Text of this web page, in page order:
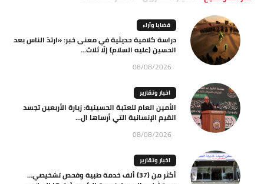
قضايا وآراء
دراسة كلامية حديثية في معنى خبر: «ارتدّ الناس بعد
الحسين (عليه السلام) إلّا ثلاث...
08/08/2026
اخبار وتقارير
الأمين العام للعتبة الحسينية: زيارة الأربعين تجسد
القيم الإنسانية التي أرساها ال...
08/08/2026
اخبار وتقارير
أكثر من (37) ألف خدمة طبية وفحص تشخيصي…